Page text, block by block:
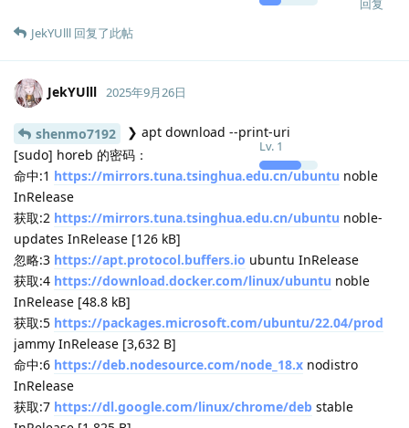
下载失败: "code"
回复
JekYUlll和shenmo7192 回复了此帖
JekYUlll 2025年9月26日
JekYUlll
/tmp
❯ cat code_download.log
捕捉到异常
Exception: [download_helper.cc:451] errorCode=1 不可识别的
URI 或不支持的协议：.metalink
JekYUlll 2025年9月26日
JekYUlll 看来URL全是空的